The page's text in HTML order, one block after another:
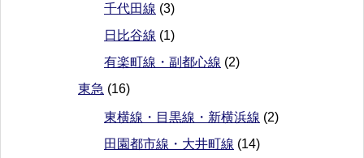
千代田線 (3)
日比谷線 (1)
有楽町線・副都心線 (2)
東急 (16)
東横線・目黒線・新横浜線 (2)
田園都市線・大井町線 (14)